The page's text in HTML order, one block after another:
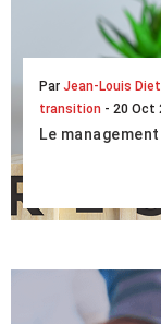
Par Jean-Louis
transition - 20 Oct
Le
après un choc